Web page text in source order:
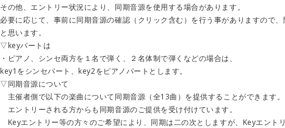
その他、エントリー状況により、同期音源を使用する場合があります。
必要に応じて、事前に同期音源の確認（クリック含む）を行う事がありますので
と思います。
▽keyパートは
・ピアノ、シンセ両方を１名で弾く、２名体制で弾くなどの場合は、
key1をシンセパート、key2をピアノパートとします。
▽同期音源について
主催者側で以下の楽曲について同期音源（全13曲）を提供することができます。
エントリーされる方からも同期音源のご提供を受け付けています。
Keyエントリー等の方々のご希望により、同期は二の次としますが、Keyエント